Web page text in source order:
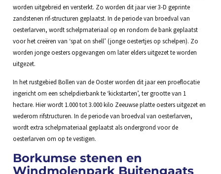
worden uitgebreid en versterkt. Zo worden dit jaar vier 3-D geprinte
zandstenen rif-structuren geplaatst. In de periode van broedval van
oesterlarven, wordt schelpmateriaal op en rondom de bank geplaatst
voor het creëren van ‘spat on shell’ (jonge oestertjes op schelpen). Zo
worden jonge oesters opgevangen om later elders uitgezet te worden
uitgezet.
In het rustgebied Bollen van de Ooster worden dit jaar een proeflocatie
ingericht om een schelpdierbank te ‘kickstarten’, ter grootte van 1
hectare. Hier wordt 1.000 tot 3.000 kilo Zeeuwse platte oesters uitgezet en
wederom rifstructuren. In de periode van broedval van oesterlarven,
wordt extra schelpmateriaal geplaatst als ondergrond voor de
oesterlarven om op te vestigen.
Borkumse stenen en
Windmolenpark Buitengaats